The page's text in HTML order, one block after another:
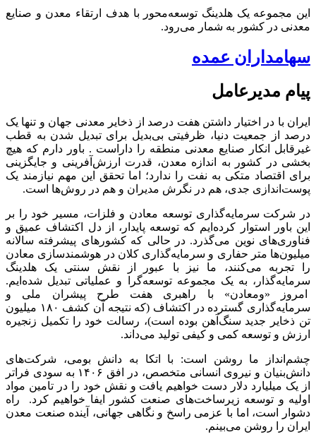
این مجموعه یک هلدینگ توسعه‌محور با هدف ارتقاء معدن و صنایع
معدنی در کشور به شمار می‌رود.
سهامداران عمده
پیام مدیرعامل
ایران با در اختیار داشتن هفت درصد از ذخایر معدنی جهان و تنها یک
درصد از جمعیت دنیا، ظرفیتی بی‌بدیل برای تبدیل شدن به قطب
غیرقابل انکار صنایع معدنی منطقه را داراست . باور دارم که هیچ
بخشی در کشور به اندازه معدن، قدرت ارزش‌آفرینی و جایگزینی
برای اقتصاد متکی به نفت را ندارد؛ اما تحقق این مهم نیازمند یک
پوست‌اندازی جدی، هم در نگرش مدیران و هم در روش‌ها است.
در شرکت سرمایه‌گذاری توسعه معادن و فلزات، مسیر خود را بر
این باور استوار کرده‌ایم که توسعه پایدار، از دل اکتشاف عمیق و
فناوری‌های نوین می‌گذرد. در حالی که کشورهای پیشرفته سالانه
میلیون‌ها متر حفاری و سرمایه‌گذاری کلان در هوشمندسازی معادن
را تجربه می‌کنند، ما نیز با عبور از نقش سنتی یک هلدینگ
سرمایه‌گذار، به یک مجموعه توسعه‌گرا و عملیاتی تبدیل شده‌ایم.
امروز «ومعادن» با راهبری هفت طرح پیشران ملی و
سرمایه‌گذاری گسترده در اکتشاف (که نتیجه آن کشف ۱۸۰ میلیون
تن ذخایر جدید سنگ‌آهن بوده است)، رسالت خود را تکمیل زنجیره
ارزش و توسعه کمی و کیفی تولید می‌داند.
چشم‌انداز ما روشن است: با اتکا به دانش بومی، شرکت‌های
دانش‌بنیان و نیروی انسانی متخصص، در افق ۱۴۰۶ به سودی فراتر
از یک میلیارد دلار دست خواهیم یافت و نقش خود را در تامین مواد
اولیه و توسعه زیرساخت‌های صنعت کشور ایفا خواهیم کرد. راه
دشوار است، اما با عزمی راسخ و نگاهی جهانی، آینده صنعت معدن
ایران را روشن می‌بینم.